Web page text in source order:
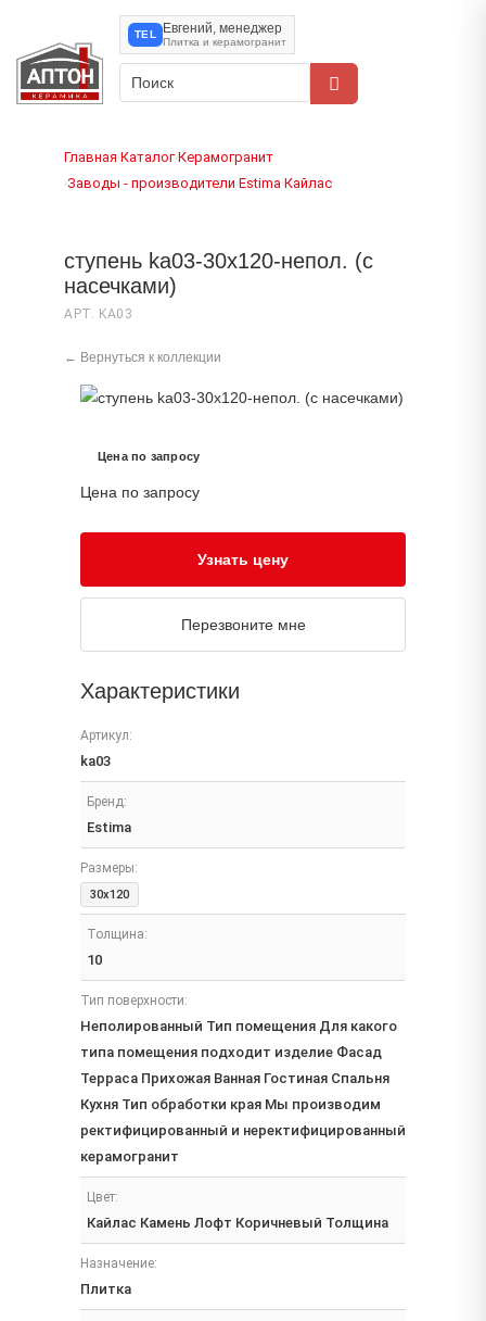
TEL Евгений, менеджер
Плитка и керамогранит
Главная›Каталог›Керамогранит
›Заводы - производители›Estima›Кайлас
ступень ka03-30x120-непол. (с
насечками)
АРТ. KA03
← Вернуться к коллекции
Цена по запросу
Цена по запросу
Узнать цену
Перезвоните мне
Характеристики
Артикул:
ka03
Бренд:
Estima
Размеры:
30x120
Толщина:
10
Тип поверхности:
Неполированный Тип помещения Для какого
типа помещения подходит изделие Фасад
Терраса Прихожая Ванная Гостиная Спальня
Кухня Тип обработки края Мы производим
ректифицированный и неректифицированный
керамогранит
Цвет:
Кайлас Камень Лофт Коричневый Толщина
Назначение:
Плитка